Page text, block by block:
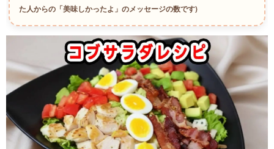
た人からの「美味しかったよ」のメッセージの数です)